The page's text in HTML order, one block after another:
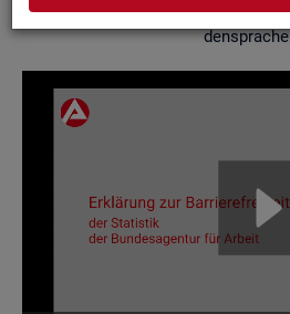
Hier fin­den Sie un­se­re Er­klä­rung